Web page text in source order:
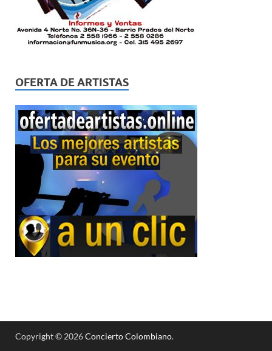
OFERTA DE ARTISTAS
Copyright © 2026Concierto Colombiano.